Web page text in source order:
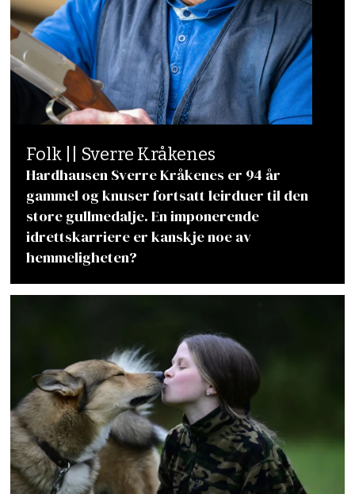
Folk || Sverre Kråkenes
Hardhausen Sverre Kråkenes er 94 år
gammel og knuser fortsatt leirduer til den
store gullmedalje. En imponerende
idrettskarriere er kanskje noe av
hemmeligheten?